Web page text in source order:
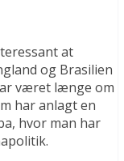
at
og Brasilien
været længe om
har anlagt en
hvor man har